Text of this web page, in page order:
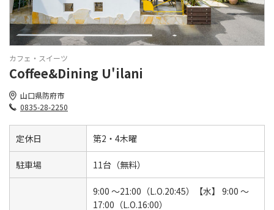
カフェ・スイーツ
Coffee&Dining U'ilani
山口県防府市
0835-28-2250
定休日 第2・4木曜
駐車場 11台（無料）
9:00 ～21:00（L.O.20:45）【水】 9:00 ～
17:00（L.O.16:00）